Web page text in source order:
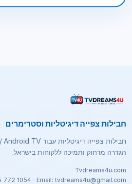
חבילות צפייה דיגיטליות וסטרימרים
הגדרה מרחוק ותמיכה ללקוחות בישראל.
Tvdreams4u.com
1054 · Email: tvdreams4u@gmail.com